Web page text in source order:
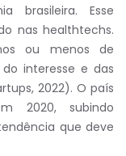
brasileira. Esse
nas healthtechs.
ou menos de
interesse e das
2022). O país
2020, subindo
que deve